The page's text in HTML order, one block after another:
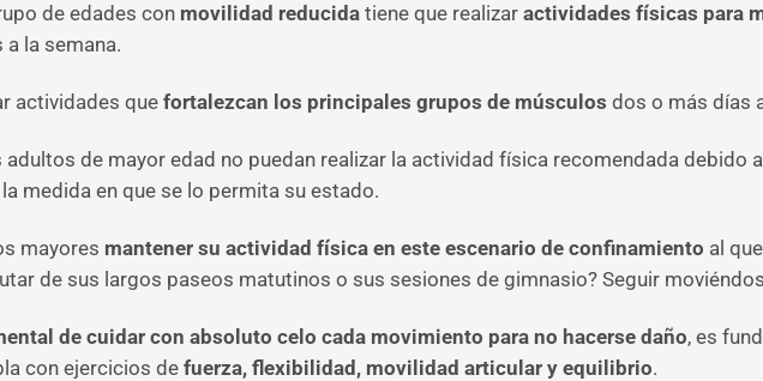
de edades con movilidad reducida tiene que realizar actividades físicas para
a la semana.
actividades quefortalezcan los principales grupos de músculos dos o más días
de mayor edad no puedan realizar la actividad física recomendada debido
medida en que se lo permita su estado.
mayores mantener su actividad física en este escenario de confinamiento al
de sus largos paseos matutinos o sus sesiones de gimnasio? Seguir
de cuidar con absoluto celo cada movimiento para no hacerse daño, es
con ejercicios de fuerza, flexibilidad, movilidad articular y equilibrio.